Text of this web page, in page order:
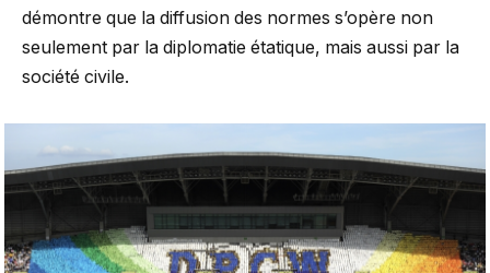
démontre que la diffusion des normes s’opère non
seulement par la diplomatie étatique, mais aussi par la
société civile.